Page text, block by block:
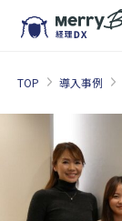
TOP 導入事例